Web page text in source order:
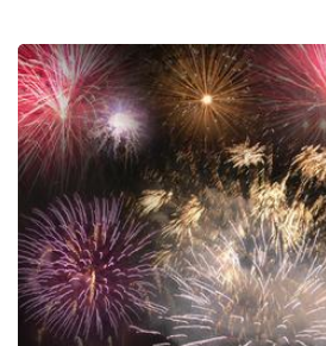
Uitgelichte bestemmingen
Alle steden
Phoenix